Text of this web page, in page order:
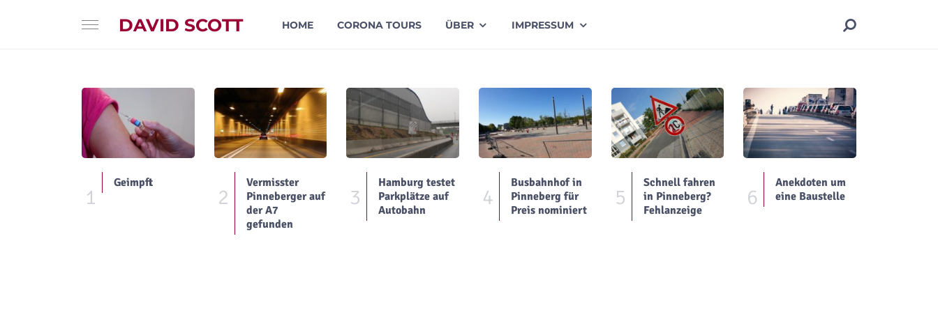
DAVID SCOTT HOME CORONA TOURS ÜBER IMPRESSUM
1
Geimpft
2
Vermisster
Pinneberger auf
der A7
gefunden
3
Hamburg testet
Parkplätze auf
Autobahn
4
Busbahnhof in
Pinneberg für
Preis nominiert
5
Schnell fahren
in Pinneberg?
Fehlanzeige
6
Anekdoten um
eine Baustelle